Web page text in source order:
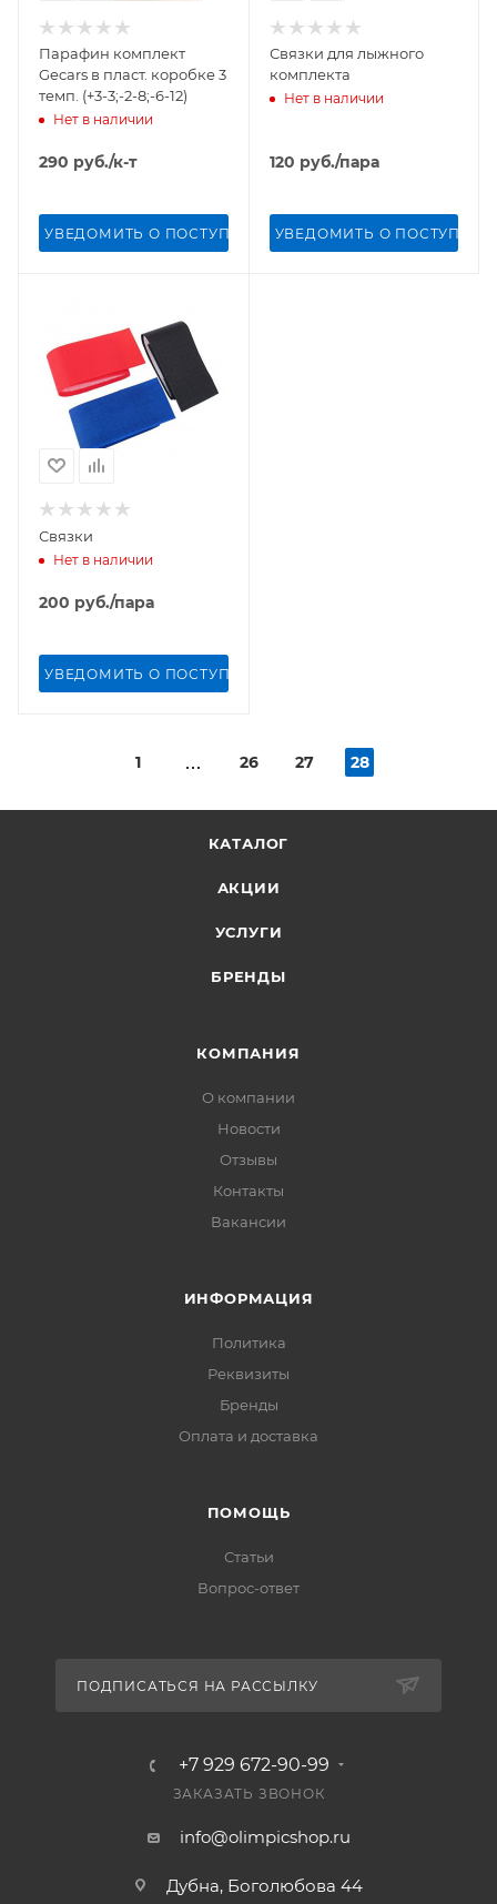
Парафин комплект
Gecars в пласт. коробке 3
темп. (+3-3;-2-8;-6-12)
Нет в наличии
290 руб./к-т
УВЕДОМИТЬ О ПОСТУПЛЕНИИ
Связки для лыжного
комплекта
Нет в наличии
120 руб./пара
УВЕДОМИТЬ О
Связки
Нет в наличии
200 руб./пара
УВЕДОМИТЬ О ПОСТУПЛЕНИИ
1 26 27 28
КАТАЛОГ
АКЦИИ
УСЛУГИ
БРЕНДЫ
КОМПАНИЯ
О компании
Новости
Отзывы
Контакты
Вакансии
ИНФОРМАЦИЯ
Политика
Реквизиты
Бренды
Оплата и доставка
ПОМОЩЬ
Статьи
Вопрос-ответ
ПОДПИСАТЬСЯ НА РАССЫЛКУ
+7 929 672-90-99
ЗАКАЗАТЬ ЗВОНОК
info@olimpicshop.ru
Дубна, Боголюбова 44